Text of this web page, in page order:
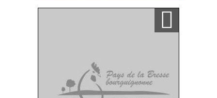
Ajouter a ma sélection